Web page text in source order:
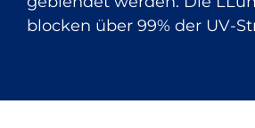
blocken über 99% der UV-